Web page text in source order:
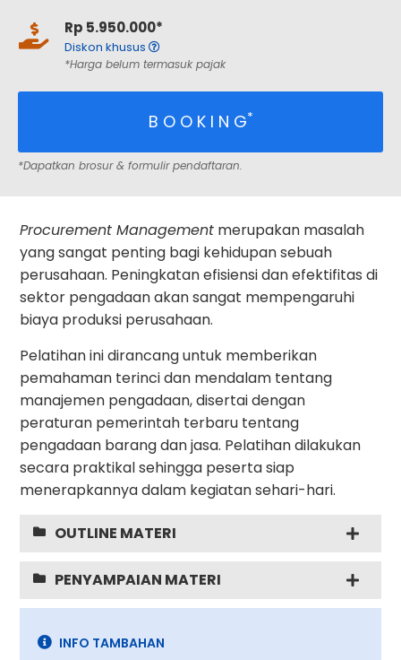
Rp 5.950.000*
Diskon khusus
*Harga belum termasuk pajak
B O O K I N G*
*Dapatkan brosur & formulir pendaftaran.
Procurement Management merupakan masalah
yang sangat penting bagi kehidupan sebuah
perusahaan. Peningkatan efisiensi dan efektifitas di
sektor pengadaan akan sangat mempengaruhi
biaya produksi perusahaan.
Pelatihan ini dirancang untuk memberikan
pemahaman terinci dan mendalam tentang
manajemen pengadaan, disertai dengan
peraturan pemerintah terbaru tentang
pengadaan barang dan jasa. Pelatihan dilakukan
secara praktikal sehingga peserta siap
menerapkannya dalam kegiatan sehari-hari.
OUTLINE MATERI
PENYAMPAIAN MATERI
INFO TAMBAHAN